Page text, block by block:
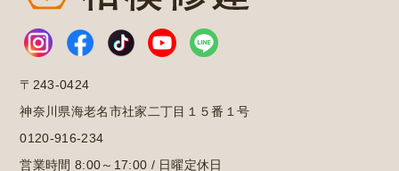
〒243-0424
神奈川県海老名市社家二丁目１５番１号
0120-916-234
営業時間 8:00～17:00 / 日曜定休日